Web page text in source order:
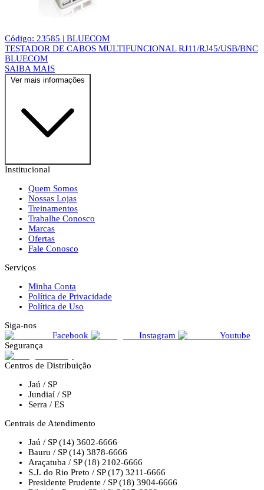
Código: 23585 | BLUECOM
TESTADOR DE CABOS MULTIFUNCIONAL RJ11/RJ45/USB/BNC
BLUECOM
SAIBA MAIS
Ver mais informações
Institucional
Quem Somos
Nossas Lojas
Treinamentos
Trabalhe Conosco
Marcas
Ofertas
Fale Conosco
Serviços
Minha Conta
Política de Privacidade
Política de Uso
Siga-nos
Facebook
Instagram
Youtube
Segurança
Centros de Distribuição
Jaú / SP
Jundiaí / SP
Serra / ES
Centrais de Atendimento
Jaú / SP (14) 3602-6666
Bauru / SP (14) 3878-6666
Araçatuba / SP (18) 2102-6666
S.J. do Rio Preto / SP (17) 3211-6666
Presidente Prudente / SP (18) 3904-6666